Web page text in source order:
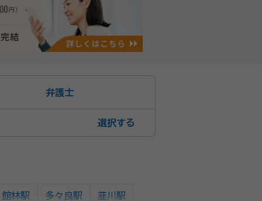
弁護士
選択
館林駅 多々良駅 韮川駅